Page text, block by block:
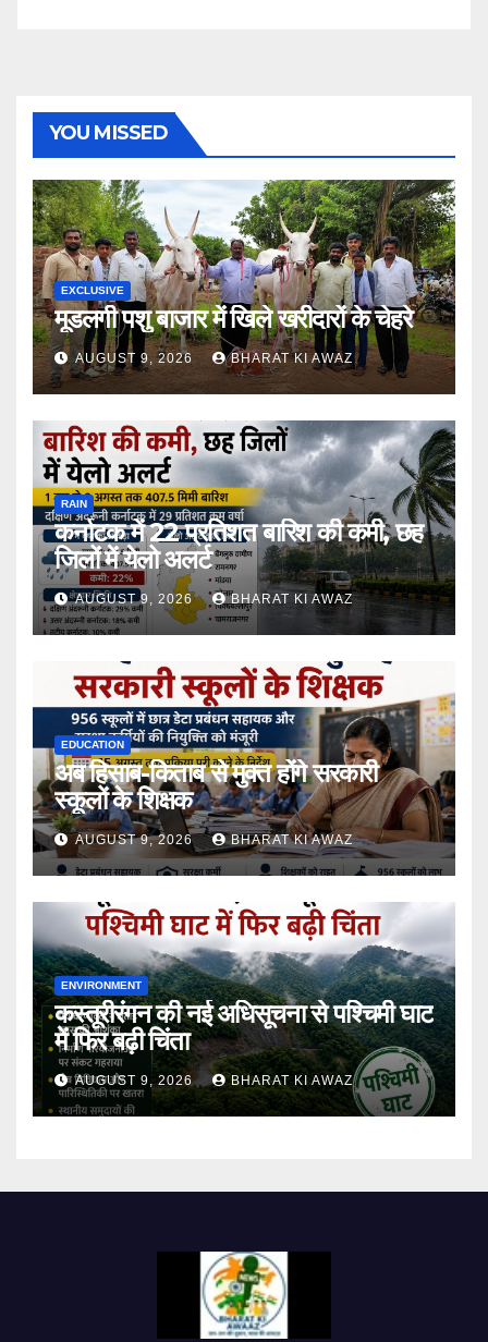
YOU MISSED
EXCLUSIVE
मूडलगी पशु बाजार में खिले खरीदारों के चेहरे
AUGUST 9, 2026 BHARAT KI AWAZ
RAIN
कर्नाटक में 22 प्रतिशत बारिश की कमी, छह
जिलों में येलो अलर्ट
AUGUST 9, 2026 BHARAT KI AWAZ
EDUCATION
अब हिसाब-किताब से मुक्त होंगे सरकारी
स्कूलों के शिक्षक
AUGUST 9, 2026 BHARAT KI AWAZ
ENVIRONMENT
कस्तूरीरंगन की नई अधिसूचना से पश्चिमी घाट
में फिर बढ़ी चिंता
AUGUST 9, 2026 BHARAT KI AWAZ